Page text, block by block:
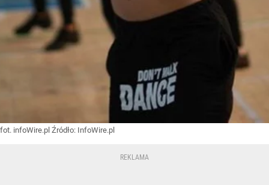
fot. infoWire.pl Źródło: InfoWire.pl